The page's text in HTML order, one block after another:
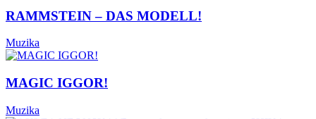
RAMMSTEIN – DAS MODELL!
Muzika
MAGIC IGGOR!
Muzika